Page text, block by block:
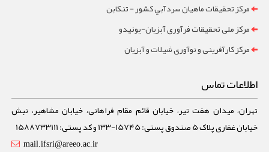
مرکز تحقيقات ماهيان سردآبي کشور - تنکابن
مرکز ملی تحقیقات فرآوری آبزیان-یونیدو
مرکز کارآفرینی و نوآوری شیلات و آبزیان
اطلاعات تماس
تهران، میدان هفت تیر، خیابان قائم مقام فراهانی، خیابان مشاهیر، نبش
خیابان غفاری پلاک 5 صندوق پستی: 15745-133 و کد پستی: 1588733111
mail.ifsri@areeo.ac.ir